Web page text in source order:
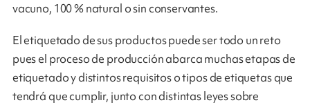
vacuno, 100 % natural o sin conservantes.
El etiquetado de sus productos puede ser todo un reto
pues el proceso de producción abarca muchas etapas de
etiquetado y distintos requisitos o tipos de etiquetas que
tendrá que cumplir, junto con distintas leyes sobre